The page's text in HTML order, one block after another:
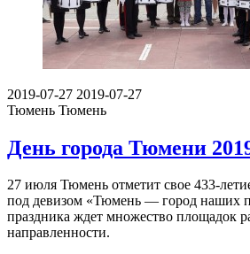
2019-07-27 2019-07-27
Тюмень Тюмень
День города Тюмени
27 июля Тюмень отметит свое 433-
под девизом «Тюмень — город наших
праздника ждет множество площадок
направленности.